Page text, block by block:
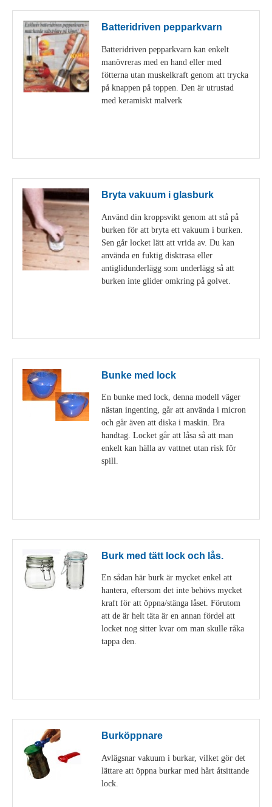
Batteridriven pepparkvarn
Batteridriven pepparkvarn kan enkelt
manövreras med en hand eller med
fötterna utan muskelkraft genom att trycka
på knappen på toppen. Den är utrustad
med keramiskt malverk
Bryta vakuum i glasburk
Använd din kroppsvikt genom att stå på
burken för att bryta ett vakuum i burken.
Sen går locket lätt att vrida av. Du kan
använda en fuktig disktrasa eller
antiglidunderlägg som underlägg så att
burken inte glider omkring på golvet.
Bunke med lock
En bunke med lock, denna modell väger
nästan ingenting, går att använda i micron
och går även att diska i maskin. Bra
handtag. Locket går att låsa så att man
enkelt kan hälla av vattnet utan risk för
spill.
Burk med tätt lock och lås.
En sådan här burk är mycket enkel att
hantera, eftersom det inte behövs mycket
kraft för att öppna/stänga låset. Förutom
att de är helt täta är en annan fördel att
locket nog sitter kvar om man skulle råka
tappa den.
Burköppnare
Avlägsnar vakuum i burkar, vilket gör det
lättare att öppna burkar med hårt åtsittande
lock.